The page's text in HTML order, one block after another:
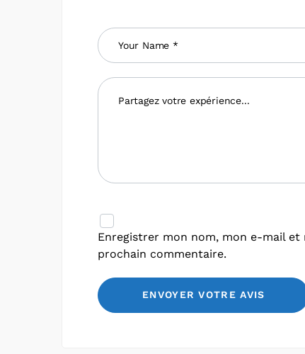
Enregistrer mon nom, mon e-mail
prochain commentaire.